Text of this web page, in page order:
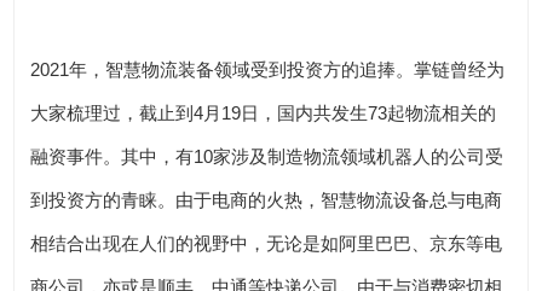
2021年，智慧物流装备领域受到投资方的追捧。掌链曾经为
大家梳理过，截止到4月19日，国内共发生73起物流相关的
融资事件。其中，有10家涉及制造物流领域机器人的公司受
到投资方的青睐。由于电商的火热，智慧物流设备总与电商
相结合出现在人们的视野中，无论是如阿里巴巴、京东等电
商公司，亦或是顺丰、中通等快递公司。由于与消费密切相